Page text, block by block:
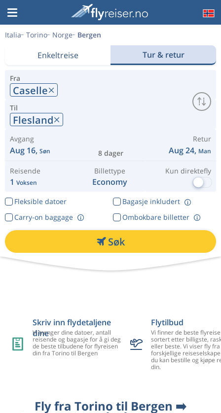
Italia Torino Norge Bergen
Enkeltreise Tur & retur
Fra
Caselle
Til
Flesland
Avgang
Aug 16, Søn 8 dager
Retur
Aug 24, Man
Reisende
1 Voksen
Billettype
Economy
Kun direktefly
Fleksible datoer
Bagasje inkludert
Ombokbare billetter
Carry-on baggage
Søk
Skriv inn flydetaljene
dine
Vi trenger dine datoer, antall
reisende og bagasje for å gi deg
de beste tilbudene for flyreisen
din fra Torino til Bergen
Flytilbud
Vi finner de beste
sortert etter billigste,
eller beste. Vi viser fly
forskjellige
du kan bestille og kjøpe
din.
Fly fra Torino til Bergen ➡️